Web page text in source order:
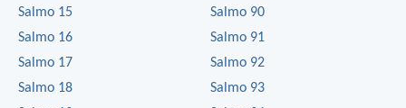
Salmo 15
Salmo 16
Salmo 17
Salmo 18
Salmo 90
Salmo 91
Salmo 92
Salmo 93